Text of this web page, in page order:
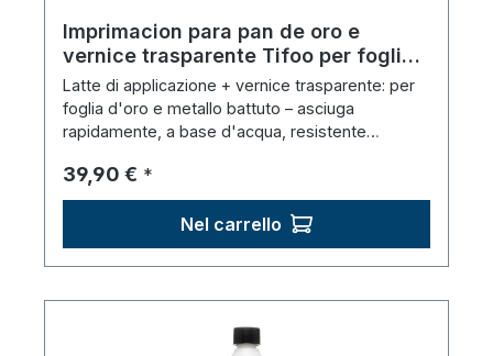
Imprimacion para pan de oro e
vernice trasparente Tifoo per foglia
d'oro e metallo martellato (2 x 500
ml)
Latte di applicazione + vernice trasparente: per
foglia d'oro e metallo battuto – asciuga
rapidamente, a base d'acqua, resistente
Prezzo normale:
39,90 € *
Nel carrello